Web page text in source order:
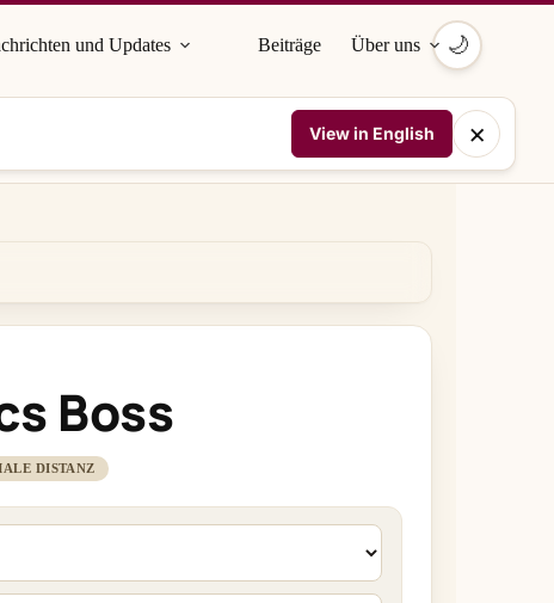
und Updates Beiträge Über uns 🌙
View in English ×
Boss
DISTANZ